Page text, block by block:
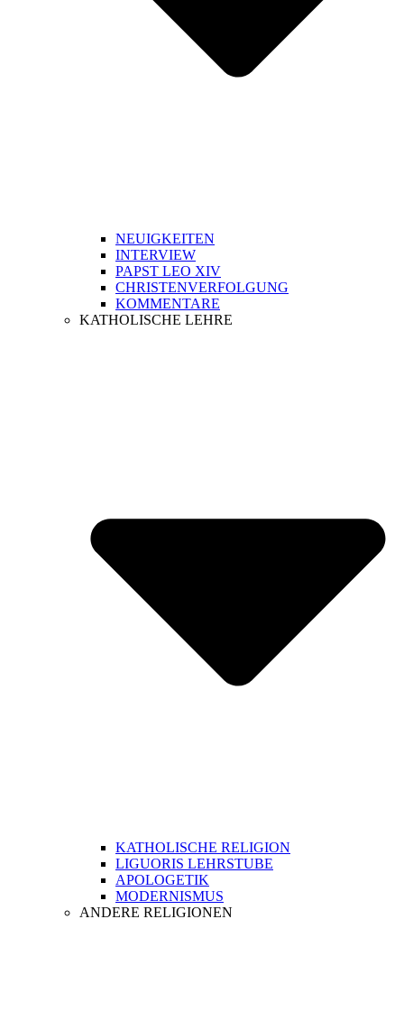
NEUIGKEITEN
INTERVIEW
PAPST LEO XIV
CHRISTENVERFOLGUNG
KOMMENTARE
KATHOLISCHE LEHRE
KATHOLISCHE RELIGION
LIGUORIS LEHRSTUBE
APOLOGETIK
MODERNISMUS
ANDERE RELIGIONEN